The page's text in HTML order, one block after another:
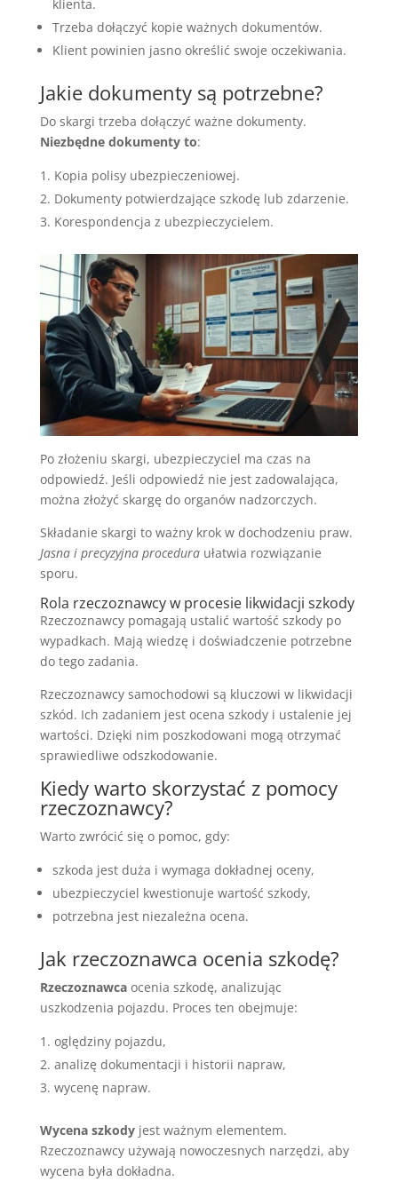
klienta.
Trzeba dołączyć kopie ważnych dokumentów.
Klient powinien jasno określić swoje oczekiwania.
Jakie dokumenty są potrzebne?
Do skargi trzeba dołączyć ważne dokumenty.
Niezbędne dokumenty to:
Kopia polisy ubezpieczeniowej.
Dokumenty potwierdzające szkodę lub zdarzenie.
Korespondencja z ubezpieczycielem.
Po złożeniu skargi, ubezpieczyciel ma czas na
odpowiedź. Jeśli odpowiedź nie jest zadowalająca,
można złożyć skargę do organów nadzorczych.
Składanie skargi to ważny krok w dochodzeniu praw.
Jasna i precyzyjna proceduraułatwia rozwiązanie
sporu.
Rola rzeczoznawcy w procesie likwidacji szkody
Rzeczoznawcy pomagają ustalić wartość szkody po
wypadkach. Mają wiedzę i doświadczenie potrzebne
do tego zadania.
Rzeczoznawcy samochodowi są kluczowi w likwidacji
szkód. Ich zadaniem jest ocena szkody i ustalenie jej
wartości. Dzięki nim poszkodowani mogą otrzymać
sprawiedliwe odszkodowanie.
Kiedy warto skorzystać z pomocy
rzeczoznawcy?
Warto zwrócić się o pomoc, gdy:
szkoda jest duża i wymaga dokładnej oceny,
ubezpieczyciel kwestionuje wartość szkody,
potrzebna jest niezależna ocena.
Jak rzeczoznawca ocenia szkodę?
Rzeczoznawcaocenia szkodę, analizując
uszkodzenia pojazdu. Proces ten obejmuje:
oględziny pojazdu,
analizę dokumentacji i historii napraw,
wycenę napraw.
Wycena szkodyjest ważnym elementem.
Rzeczoznawcy używają nowoczesnych narzędzi, aby
wycena była dokładna.